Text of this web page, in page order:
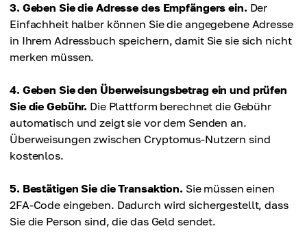
3. Geben Sie die Adresse des Empfängers ein. Der
Einfachheit halber können Sie die angegebene Adresse
in Ihrem Adressbuch speichern, damit Sie sie sich nicht
merken müssen.
4. Geben Sie den Überweisungsbetrag ein und prüfen
Sie die Gebühr. Die Plattform berechnet die Gebühr
automatisch und zeigt sie vor dem Senden an.
Überweisungen zwischen Cryptomus-Nutzern sind
kostenlos.
5. Bestätigen Sie die Transaktion. Sie müssen einen
2FA-Code eingeben. Dadurch wird sichergestellt, dass
Sie die Person sind, die das Geld sendet.